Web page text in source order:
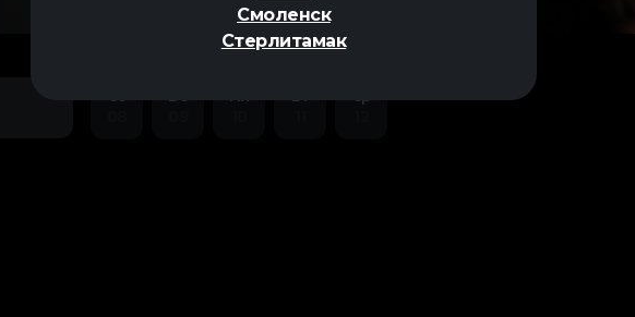
Смоленск
Стерлитамак
Сб
Вс
Пн
Вт
Ср